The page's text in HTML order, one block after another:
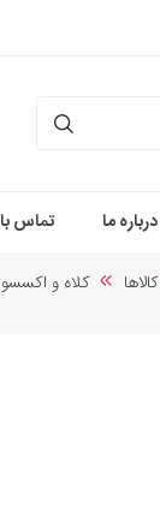
درباره ما تماس
کالاها کلاه و